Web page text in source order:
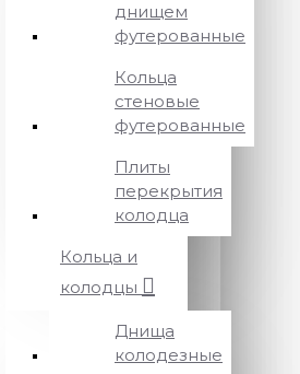
днищем
футерованные
Кольца
стеновые
футерованные
Плиты
перекрытия
колодца
Кольца и
колодцы
Днища
колодезные